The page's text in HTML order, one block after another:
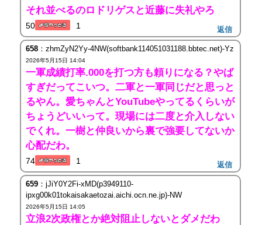
それ並べるのロドリゲスと近藤に失礼やろ
50 1 返信
658：zhmZyN2Yy-4NW(softbank114051031188.bbtec.net)-Yz
2026年5月15日 14:04
一軍成績打率.000を打つ方も頼りになる？やば
すぎだってこいつ。二軍と一軍同じだと思っと
るやん。愛ちゃんとYouTubeやってるくらいが
ちょうどいいって。現場には二度と介入しない
でくれ。一樹と仲良いから裏で強要してないか
心配だわ。
74 1 返信
659：jJiY0Y2Fi-xMD(p3949110-
ipxg00k01tokaisakaetozai.aichi.ocn.ne.jp)-NW
2026年5月15日 14:05
立浪2次政権とか絶対阻止しないとダメだわ